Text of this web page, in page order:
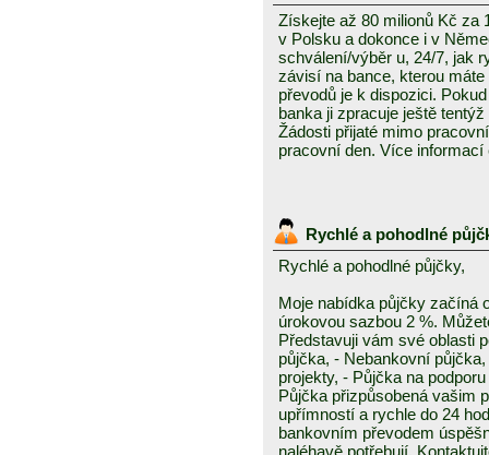
Získejte až 80 milionů Kč za
v Polsku a dokonce i v
schválení/výběr u, 24/7, jak
závisí na bance, kterou
převodů je k dispozici.
banka ji zpracuje ještě tentýž
Žádosti přijaté mimo
pracovní den. Více
Rychlé a pohodlné
Rychlé a pohodlné půjčky,
Moje nabídka půjčky začíná
úrokovou sazbou 2 %.
Představuji vám své oblasti
půjčka, - Nebankovní
projekty, - Půjčka na
Půjčka přizpůsobená vašim
upřímností a rychle do 24
bankovním převodem
naléhavě potřebují.